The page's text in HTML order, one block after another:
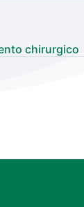
chirurgico